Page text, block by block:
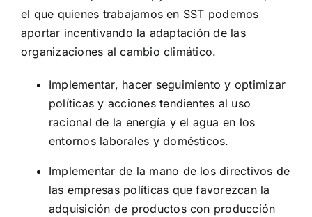
el que quienes trabajamos en SST podemos
aportar incentivando la adaptación de las
organizaciones al cambio climático.
Implementar, hacer seguimiento y optimizar
políticas y acciones tendientes al uso
racional de la energía y el agua en los
entornos laborales y domésticos.
Implementar de la mano de los directivos de
las empresas políticas que favorezcan la
adquisición de productos con producción